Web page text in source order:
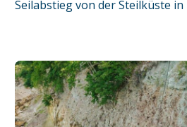
Seilabstieg von der Steilküste